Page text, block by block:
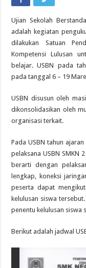
Ujian Sekolah
adalah kegiatan
dilakukan Satuan
Kompetensi Lulusan
belajar. USBN pada
pada tanggal 6 – 19
USBN disusun oleh
dikonsolidasikan oleh
organisasi terkait.
Pada USBN tahun
pelaksana USBN SMKN
berarti dengan
lengkap, koneksi
peserta dapat
kelulusan siswa
penentu kelulusan siswa
Berikut adalah jadwal